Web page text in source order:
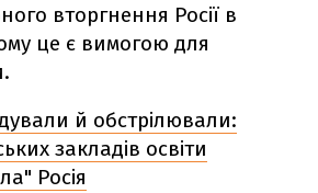
вторгнення Росії в
це є вимогою для
й обстрілювали:
закладів освіти
Росія